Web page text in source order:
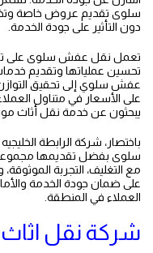
سلوى تقديم عروض خاصة
دون التأثير على جودة الخدمة.
تعمل نقل عفش سلوى على
تحسين عملياتها وتقديم
عفش سلوي إلى تحقيق
على الأسعار في متناول
يبحثون عن خدمة نقل أثاث
باختصار، شركة الرابطة
سلوى بفضل تقديمها
مع التغليف، التجربة
على ضمان جودة الخدمة
العملاء في المنطقة.
شركة نقل